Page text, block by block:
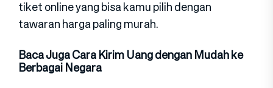
tiket online yang bisa kamu pilih dengan
tawaran harga paling murah.
Baca Juga Cara Kirim Uang dengan Mudah ke
Berbagai Negara